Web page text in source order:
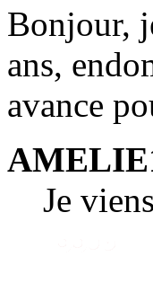
Bonjour,
ans,
avance
Je